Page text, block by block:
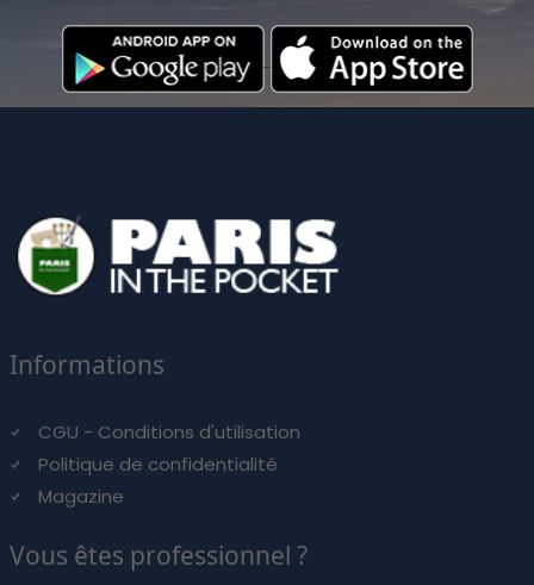
Informations
CGU - Conditions d'utilisation
Politique de confidentialité
Magazine
Vous êtes professionnel ?